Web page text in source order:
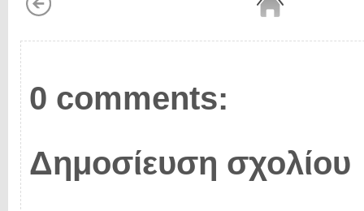
0 comments:
Δημοσίευση σχολίου